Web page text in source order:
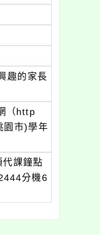
趣的家長
（http
市)學年
課鐘點
分機6